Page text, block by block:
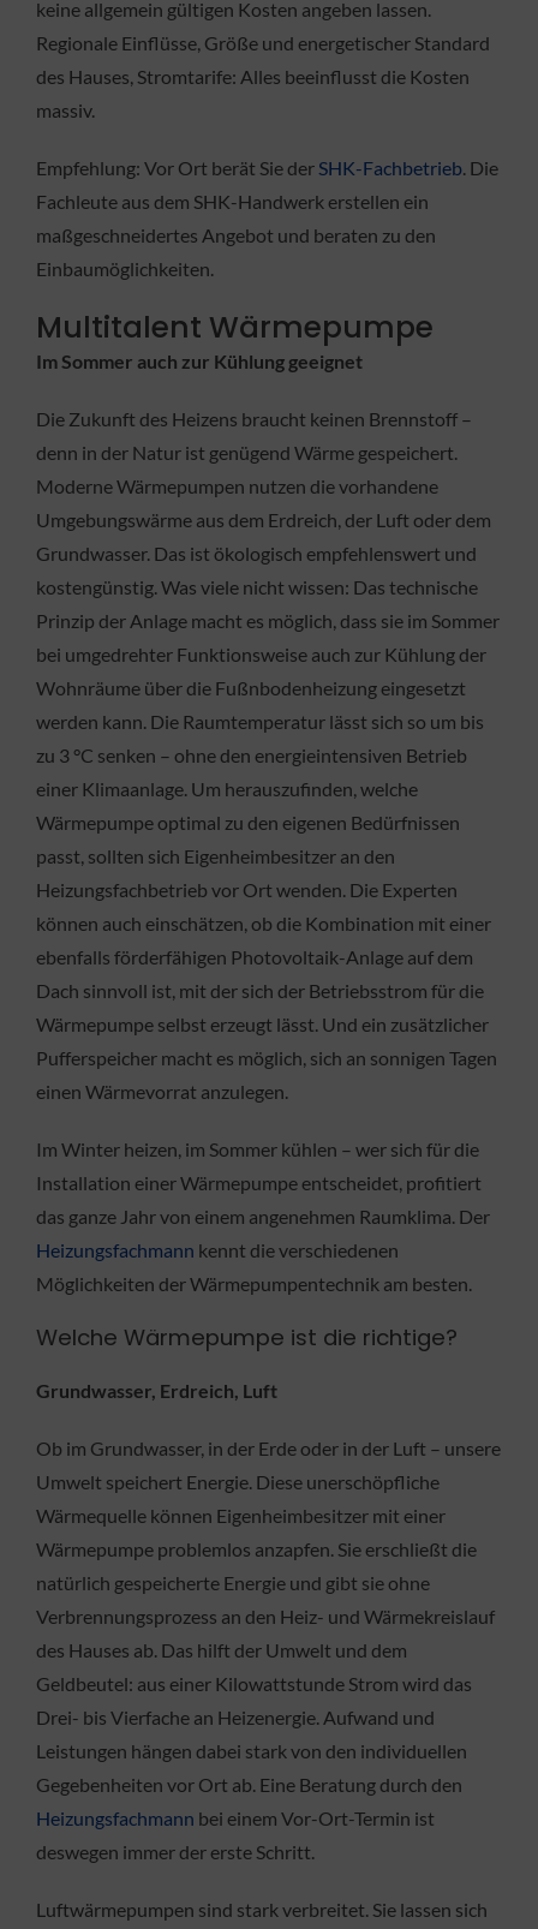
keine allgemein gültigen Kosten angeben lassen.
Regionale Einflüsse, Größe und energetischer Standard
des Hauses, Stromtarife: Alles beeinflusst die Kosten
massiv.
Empfehlung: Vor Ort berät Sie derSHK-Fachbetrieb. Die
Fachleute aus dem SHK-Handwerk erstellen ein
maßgeschneidertes Angebot und beraten zu den
Einbaumöglichkeiten.
Multitalent Wärmepumpe
Im Sommer auch zur Kühlung geeignet
Die Zukunft des Heizens braucht keinen Brennstoff –
denn in der Natur ist genügend Wärme gespeichert.
Moderne Wärmepumpen nutzen die vorhandene
Umgebungswärme aus dem Erdreich, der Luft oder dem
Grundwasser. Das ist ökologisch empfehlenswert und
kostengünstig. Was viele nicht wissen: Das technische
Prinzip der Anlage macht es möglich, dass sie im Sommer
bei umgedrehter Funktionsweise auch zur Kühlung der
Wohnräume über die Fußnbodenheizung eingesetzt
werden kann. Die Raumtemperatur lässt sich so um bis
zu 3 °C senken – ohne den energieintensiven Betrieb
einer Klimaanlage. Um herauszufinden, welche
Wärmepumpe optimal zu den eigenen Bedürfnissen
passt, sollten sich Eigenheimbesitzer an den
Heizungsfachbetrieb vor Ort wenden. Die Experten
können auch einschätzen, ob die Kombination mit einer
ebenfalls förderfähigen Photovoltaik-Anlage auf dem
Dach sinnvoll ist, mit der sich der Betriebsstrom für die
Wärmepumpe selbst erzeugt lässt. Und ein zusätzlicher
Pufferspeicher macht es möglich, sich an sonnigen Tagen
einen Wärmevorrat anzulegen.
Im Winter heizen, im Sommer kühlen – wer sich für die
Installation einer Wärmepumpe entscheidet, profitiert
das ganze Jahr von einem angenehmen Raumklima. Der
Heizungsfachmann kennt die verschiedenen
Möglichkeiten der Wärmepumpentechnik am besten.
Welche Wärmepumpe ist die richtige?
Grundwasser, Erdreich, Luft
Ob im Grundwasser, in der Erde oder in der Luft – unsere
Umwelt speichert Energie. Diese unerschöpfliche
Wärmequelle können Eigenheimbesitzer mit einer
Wärmepumpe problemlos anzapfen. Sie erschließt die
natürlich gespeicherte Energie und gibt sie ohne
Verbrennungsprozess an den Heiz- und Wärmekreislauf
des Hauses ab. Das hilft der Umwelt und dem
Geldbeutel: aus einer Kilowattstunde Strom wird das
Drei- bis Vierfache an Heizenergie. Aufwand und
Leistungen hängen dabei stark von den individuellen
Gegebenheiten vor Ort ab. Eine Beratung durch den
Heizungsfachmann bei einem Vor-Ort-Termin ist
deswegen immer der erste Schritt.
Luftwärmepumpen sind stark verbreitet. Sie lassen sich